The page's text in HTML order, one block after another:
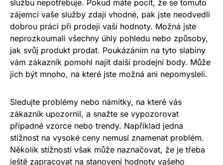
službu nepotřebuje. Pokud máte pocit, že se tomuto
zájemci vaše služby zdají vhodné, pak jste neodvedli
dobrou práci při prodeji vaší hodnoty. Možná jste
neprozkoumali všechny úhly pohledu nebo způsoby,
jak svůj produkt prodat. Poukázáním na tyto slabiny
vám zákazník pomohl najít další prodejní body. Může
jich být mnoho, na které jste možná ani nepomysleli.
Sledujte problémy nebo námitky, na které vás
zákazník upozornil, a snažte se vypozorovat
případné vzorce nebo trendy. Například jedna
stížnost na vysoké ceny nemusí znamenat problém.
Několik stížností však může naznačovat, že je třeba
ještě zapracovat na stanovení hodnoty vašeho